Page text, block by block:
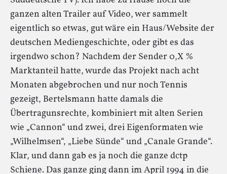
ganzen alten Trailer auf Video, wer sammelt
eigentlich so etwas, gut wäre ein Haus/Website der
deutschen Mediengeschichte, oder gibt es das
irgendwo schon? Nachdem der Sender 0,X %
Marktanteil hatte, wurde das Projekt nach acht
Monaten abgebrochen und nur noch Tennis
gezeigt, Bertelsmann hatte damals die
Übertragunsrechte, kombiniert mit alten Serien
wie „Cannon“ und zwei, drei Eigenformaten wie
„Wilhelmsen“, „Liebe Sünde“ und „Canale Grande“.
Klar, und dann gab es ja noch die ganze dctp
Schiene. Das ganze ging dann im April 1994 in die